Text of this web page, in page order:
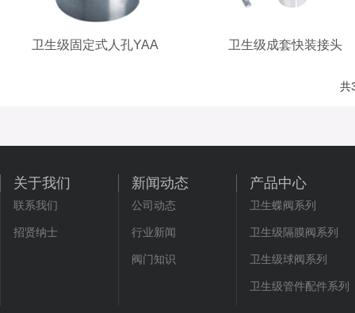
卫生级固定式人孔YAA 卫生级成套快装接头
共
关于我们
联系我们
招贤纳士
新闻动态
公司动态
行业新闻
阀门知识
产品中心
卫生蝶阀系列
卫生级隔膜阀系列
卫生级球阀系列
卫生级管件配件系列